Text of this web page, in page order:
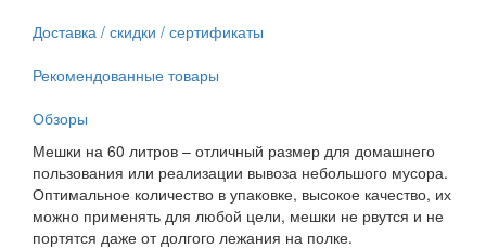
Доставка / скидки / сертификаты
Рекомендованные товары
Обзоры
Мешки на 60 литров – отличный размер для домашнего
пользования или реализации вывоза небольшого мусора.
Оптимальное количество в упаковке, высокое качество, их
можно применять для любой цели, мешки не рвутся и не
портятся даже от долгого лежания на полке.